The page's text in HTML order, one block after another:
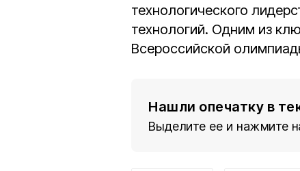
технологического
технологий. Одним из
Всероссийской
Нашли опечатку в
Выделите ее и нажмите